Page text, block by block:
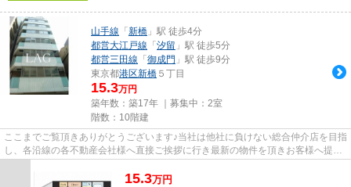
山手線 「 新橋 」駅 徒歩4分
都営大江戸線 「 汐留 」駅 徒歩5分
都営三田線 「 御成門 」駅 徒歩9分
東京都港区新橋 ５丁目
15.3万円
築年数：築17年 ｜募集中： 2室
階数：10階建
ここまでご覧頂きありがとうございます♪当社は他社に負けない総合仲介店を目指
し、各沿線の各不動産会社様へ直接ご挨拶に行き最新の物件を頂きお客様へ提供
15.3万円